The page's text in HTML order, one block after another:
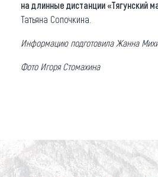
на длинные дистанции «Тягунский
Татьяна Сопочкина.
Информацию подготовила Жанна
Фото Игоря Стомахина